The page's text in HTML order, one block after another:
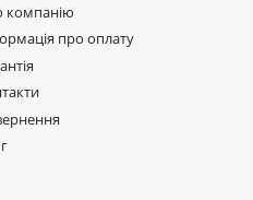
компанію
про оплату